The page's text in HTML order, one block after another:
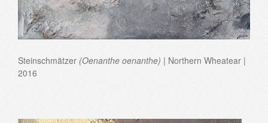
Steinschmätzer (Oenanthe oenanthe) | Northern Wheatear |
2016